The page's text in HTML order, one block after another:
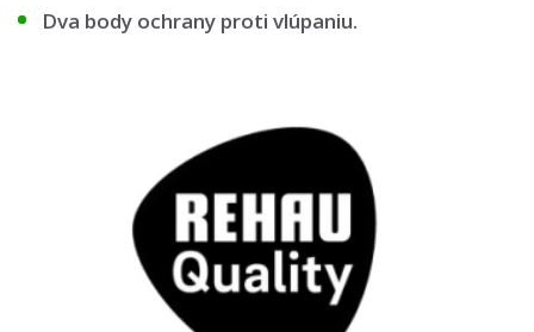
Dva body ochrany proti vlúpaniu.